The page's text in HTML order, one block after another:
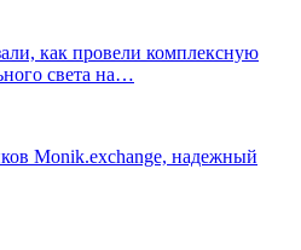
как провели комплексную
света на…
Monik.exchange, надежный